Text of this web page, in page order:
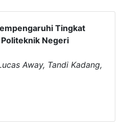
Tingkat
Negeri
Away, Tandi Kadang,